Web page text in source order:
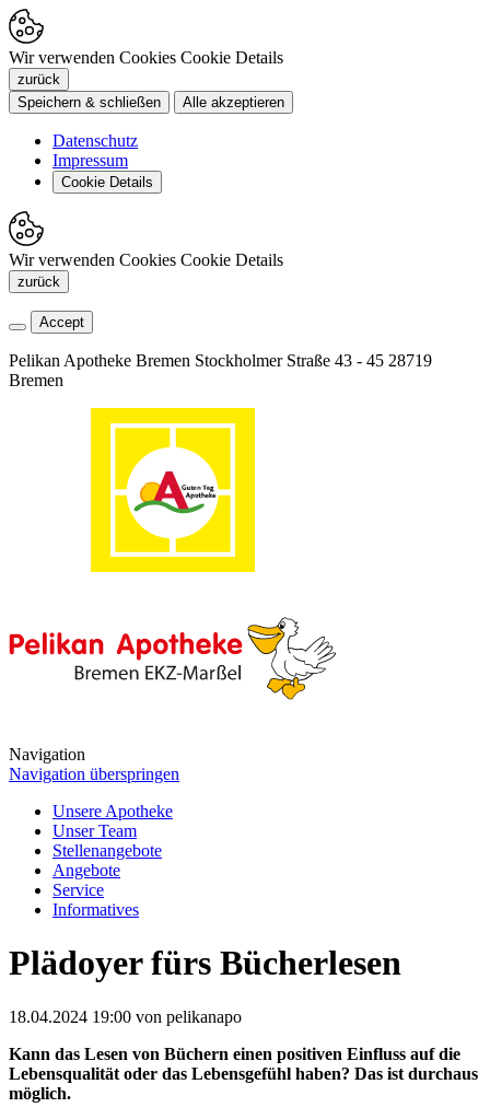
Wir verwenden Cookies Cookie Details
zurück
Speichern & schließen
Alle akzeptieren
Datenschutz
Impressum
Cookie Details
Wir verwenden Cookies Cookie Details
zurück
Accept
Pelikan Apotheke Bremen Stockholmer Straße 43 - 45 28719
Bremen
Navigation
Navigation überspringen
Unsere Apotheke
Unser Team
Stellenangebote
Angebote
Service
Informatives
Plädoyer fürs Bücherlesen
18.04.2024 19:00 von pelikanapo
Kann das Lesen von Büchern einen positiven Einfluss auf die
Lebensqualität oder das Lebensgefühl haben? Das ist durchaus
möglich.